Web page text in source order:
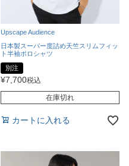
Upscape Audience
日本製スーパー度詰め天竺スリムフィッ
ト半袖ポロシャツ
別注
¥7,700税込
在庫切れ
カートに入れる